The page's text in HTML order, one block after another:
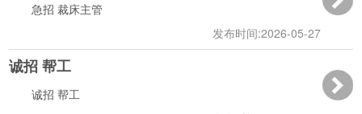
发布时间:2026-05-27
急招 裁床主管
诚招 帮工
诚招 帮工